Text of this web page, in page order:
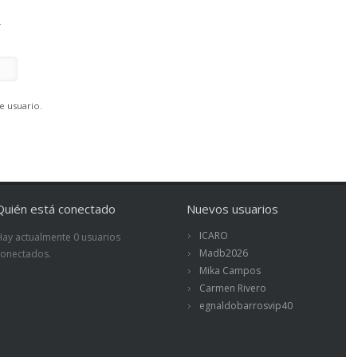
usuario.
está conectado
actualmente 0 usuarios
Nuevos usuarios
ICARO
Madb2026
Mika Campos
Carmen Rivero
egnaldobarrosvip40